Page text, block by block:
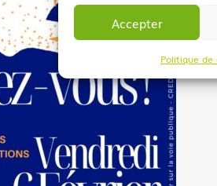
Accepter
Politique de